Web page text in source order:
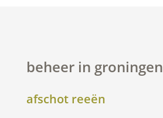
beheer in groningen
afschot reeën